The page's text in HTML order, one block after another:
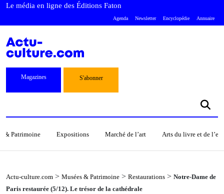
Le média en ligne des Éditions Faton
Agenda Newsletter Encyclopédie Annuaire
Magazines S'abonner
& Patrimoine Expositions Marché de l’art Arts du livre et de
Actu-culture.com > Musées & Patrimoine > Restaurations > Notre-Dame de
Paris restaurée (5/12). Le trésor de la cathédrale